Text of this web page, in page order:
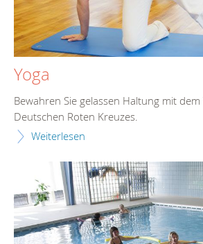
Yoga
Bewahren Sie gelassen Haltung mit
Deutschen Roten Kreuzes.
Weiterlesen